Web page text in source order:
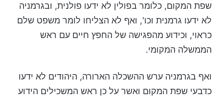
שפת המקום, כלומר בפולין לא ידעו פולנית, ובגרמניה
לא ידעו גרמנית וכו', ואף לא הצליחו לומר משפט שלם
כראוי, וכידוע מהפגישה של החפץ חיים עם ראש
הממשלה המקומי.
ואף בגרמניה ערש ההשכלה הארורה, היהודים לא ידעו
כדבעי שפת המקום ואשר על כן ראש המשכילים הידוע